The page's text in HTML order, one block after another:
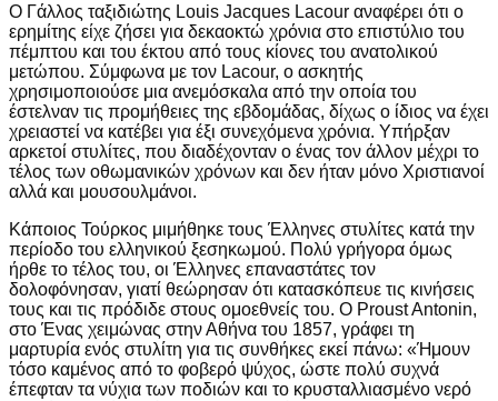
Ο Γάλλος ταξιδιώτης Louis Jacques Lacour αναφέρει ότι ο
ερημίτης είχε ζήσει για δεκαοκτώ χρόνια στο επιστύλιο του
πέμπτου και του έκτου από τους κίονες του ανατολικού
μετώπου. Σύμφωνα με τον Lacour, ο ασκητής
χρησιμοποιούσε μια ανεμόσκαλα από την οποία του
έστελναν τις προμήθειες της εβδομάδας, δίχως ο ίδιος να έχει
χρειαστεί να κατέβει για έξι συνεχόμενα χρόνια. Υπήρξαν
αρκετοί στυλίτες, που διαδέχονταν ο ένας τον άλλον μέχρι το
τέλος των οθωμανικών χρόνων και δεν ήταν μόνο Χριστιανοί
αλλά και μουσουλμάνοι.
Κάποιος Τούρκος μιμήθηκε τους Έλληνες στυλίτες κατά την
περίοδο του ελληνικού ξεσηκωμού. Πολύ γρήγορα όμως
ήρθε το τέλος του, οι Έλληνες επαναστάτες τον
δολοφόνησαν, γιατί θεώρησαν ότι κατασκόπευε τις κινήσεις
τους και τις πρόδιδε στους ομοεθνείς του. Ο Proust Antonin,
στο Ένας χειμώνας στην Αθήνα του 1857, γράφει τη
μαρτυρία ενός στυλίτη για τις συνθήκες εκεί πάνω: «Ήμουν
τόσο καμένος από το φοβερό ψύχος, ώστε πολύ συχνά
έπεφταν τα νύχια των ποδιών και το κρυσταλλιασμένο νερό